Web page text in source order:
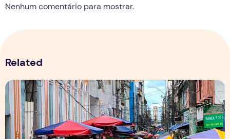
Nenhum comentário para mostrar.
Related
Copa aquece vendas em setores específicos, mas não